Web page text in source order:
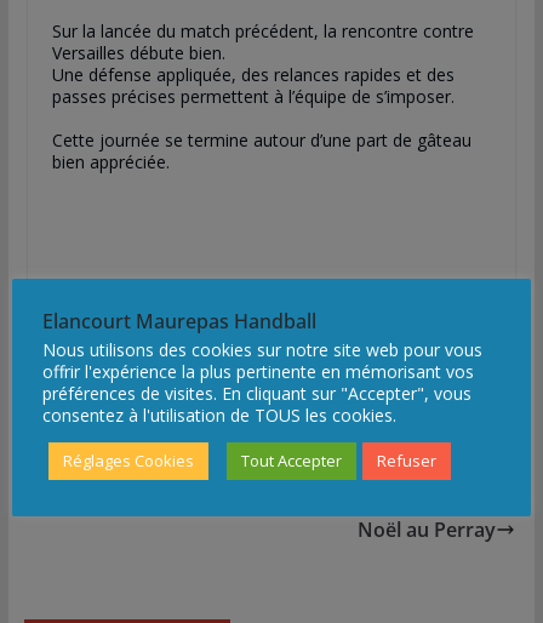
Sur la lancée du match précédent, la rencontre contre
Versailles débute bien.
Une défense appliquée, des relances rapides et des
passes précises permettent à l’équipe de s’imposer.
Cette journée se termine autour d’une part de gâteau
bien appréciée.
F
a
c
e
b
o
k
T
w
i
t
t
e
L
i
n
k
e
d
n
E
m
a
i
l
P
a
r
t
a
r
Les -15M passent le 1er tour de la coupe des
Noël au Perray
Elancourt Maurepas Handball
Nous utilisons des cookies sur notre site web pour vous
offrir l'expérience la plus pertinente en mémorisant vos
préférences de visites. En cliquant sur "Accepter", vous
consentez à l'utilisation de TOUS les cookies.
Réglages Cookies Tout Accepter Refuser